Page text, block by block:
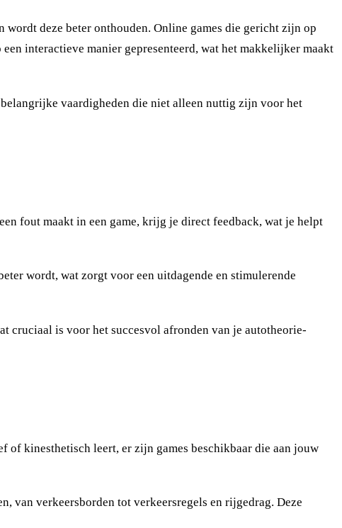
deze beter onthouden. Online games die gericht zijn op
interactieve manier gepresenteerd, wat het makkelijker maakt
vaardigheden die niet alleen nuttig zijn voor het
fout maakt in een game, krijg je direct feedback, wat je helpt
wordt, wat zorgt voor een uitdagende en stimulerende
cruciaal is voor het succesvol afronden van je autotheorie-
of kinesthetisch leert, er zijn games beschikbaar die aan jouw
van verkeersborden tot verkeersregels en rijgedrag. Deze